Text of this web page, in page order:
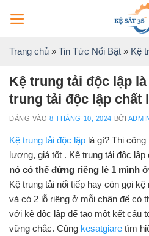
qua
nội
dungTrang chủ » Tin Tức Nổi Bật » Kệ
Kệ trung tải độc lập
trung tải độc lập chất
ĐĂNG VÀO8 THÁNG 10, 2024 BỞI
Kệ trung tải độc lập là gì? Thi
lượng, giá tốt . Kệ trung tải độc lập
nó có thể đứng riêng lẻ 1 mình
Kệ trung tải nối tiếp hay còn gọi
và có 2 lỗ riêng ở mỗi chân để có
với kệ độc lập để tạo một kết cấu
vững chắc. Cùng kesatgiare tìm